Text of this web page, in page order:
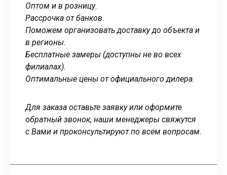
Оптом и в розницу.
Рассрочка от банков.
Поможем организовать доставку до объекта и
в регионы.
Бесплатные замеры (доступны не во всех
филиалах).
Оптимальные цены от официального дилера.
Для заказа оставьте заявку или оформите
обратный звонок, наши менеджеры свяжутся
с Вами и проконсультируют по всем вопросам.